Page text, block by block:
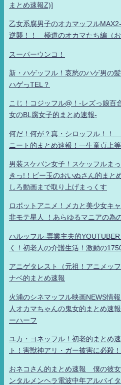
まとめ速報Z)]
乙女系腐男子のオカマッフル
逆襲！！ 極道のオカマたち編（お
スーパーウンコ！
新・ハゲッフル！哀愁のハゲ男の
ハゲっTEL？
こじ！コジッフル@！-レズっ娘百
女のBL腐女子的まとめ速報-
何だ！何が？真・シロッフル！
ニート的まとめ速報！一生童貞上等
男装スケバン女子！スケッフルま
きっ!！ビー玉のおいぬさん的ま
しろ動画まで取り上げまっくす
ロボットアニメ！メカと美少女キ
非モテ星人 ！あらゆるマニアの為
ハルッフル-専業主夫的
く！初老人の介護生活！激動の
アニゲタレスト（元祖！アニメッ
ナベ的まとめ速報
火浦のシネマッフル映画NEWS情
人オカマちゃんの鬼女的まとめ速
ーハーフ
ユカ・ヨネッフル！初老的まとめ
ト！害獣神アリ・ガー被害に必殺
おネコさん的まとめ速報 僕の彼
ンタルメンヘラ電波中年アルバイ